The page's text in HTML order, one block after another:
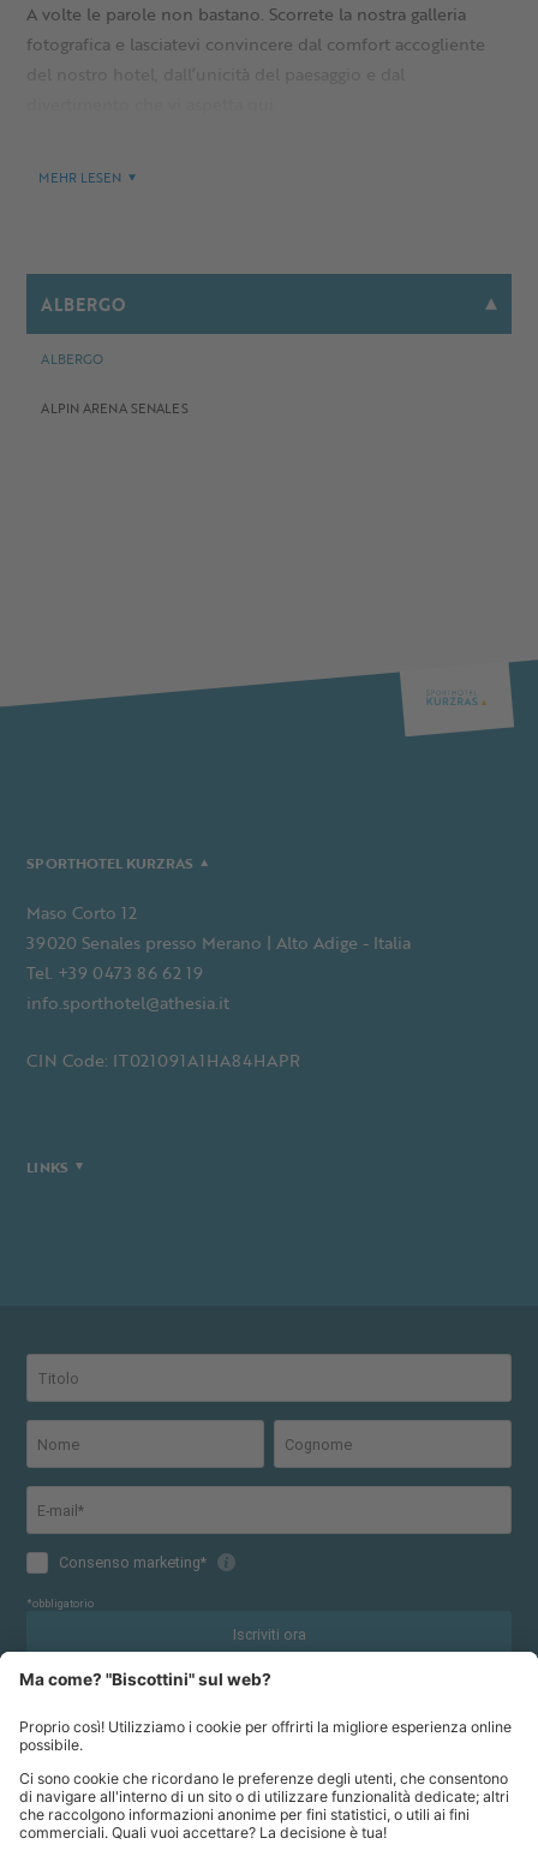
A volte le parole non bastano. Scorrete la nostra galleria
fotografica e lasciatevi convincere dal comfort accogliente
del nostro hotel, dall’unicità del paesaggio e dal
MEHR LESEN
ALBERGO
ALBERGO
ALPIN ARENA SENALES
SPORTHOTEL KURZRAS
Maso Corto 12
39020 Senales presso Merano | Alto Adige - Italia
Tel. +39 0473 86 62 19
info.sporthotel@athesia.it
CIN Code: IT021091A1HA84HAPR
LINKS